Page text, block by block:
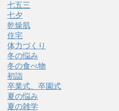
七五三
七夕
乾燥肌
住宅
体力づくり
冬の悩み
冬の食べ物
初詣
卒業式、卒園式
夏の悩み
夏の雑学